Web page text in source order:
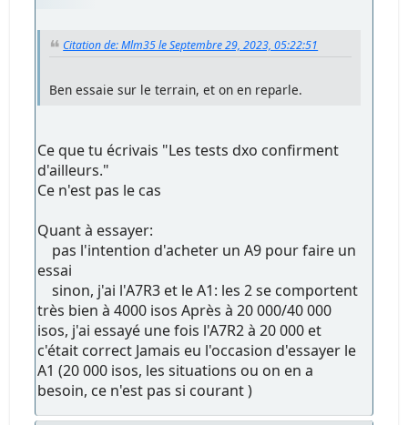
Citation de: Mlm35 le Septembre 29, 2023, 05:22:51
Ben essaie sur le terrain, et on en reparle.
Ce que tu écrivais "Les tests dxo confirment
d'ailleurs."
Ce n'est pas le cas
Quant à essayer:
pas l'intention d'acheter un A9 pour faire un
essai
sinon, j'ai l'A7R3 et le A1: les 2 se comportent
très bien à 4000 isos Après à 20 000/40 000
isos, j'ai essayé une fois l'A7R2 à 20 000 et
c'était correct Jamais eu l'occasion d'essayer le
A1 (20 000 isos, les situations ou on en a
besoin, ce n'est pas si courant )